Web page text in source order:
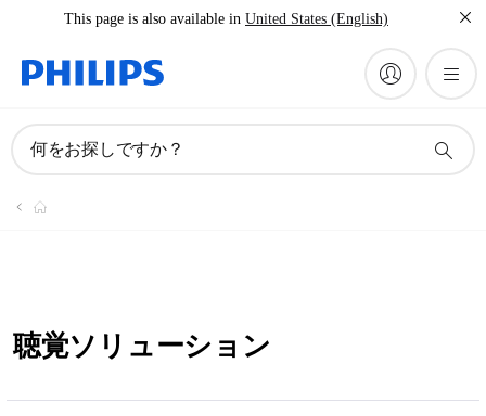
This page is also available in United States (English)
何をお探しですか？
聴覚ソリューション